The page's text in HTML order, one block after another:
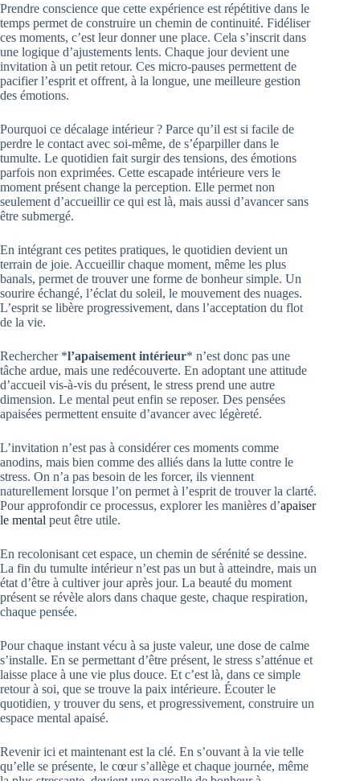
Prendre conscience que cette expérience est répétitive dans le
temps permet de construire un chemin de continuité. Fidéliser
ces moments, c’est leur donner une place. Cela s’inscrit dans
une logique d’ajustements lents. Chaque jour devient une
invitation à un petit retour. Ces micro-pauses permettent de
pacifier l’esprit et offrent, à la longue, une meilleure gestion
des émotions.
Pourquoi ce décalage intérieur ? Parce qu’il est si facile de
perdre le contact avec soi-même, de s’éparpiller dans le
tumulte. Le quotidien fait surgir des tensions, des émotions
parfois non exprimées. Cette escapade intérieure vers le
moment présent change la perception. Elle permet non
seulement d’accueillir ce qui est là, mais aussi d’avancer sans
être submergé.
En intégrant ces petites pratiques, le quotidien devient un
terrain de joie. Accueillir chaque moment, même les plus
banals, permet de trouver une forme de bonheur simple. Un
sourire échangé, l’éclat du soleil, le mouvement des nuages.
L’esprit se libère progressivement, dans l’acceptation du flot
de la vie.
Rechercher *l’apaisement intérieur* n’est donc pas une
tâche ardue, mais une redécouverte. En adoptant une attitude
d’accueil vis-à-vis du présent, le stress prend une autre
dimension. Le mental peut enfin se reposer. Des pensées
apaisées permettent ensuite d’avancer avec légèreté.
L’invitation n’est pas à considérer ces moments comme
anodins, mais bien comme des alliés dans la lutte contre le
stress. On n’a pas besoin de les forcer, ils viennent
naturellement lorsque l’on permet à l’esprit de trouver la clarté.
Pour approfondir ce processus, explorer les manières d’apaiser
le mental peut être utile.
En recolonisant cet espace, un chemin de sérénité se dessine.
La fin du tumulte intérieur n’est pas un but à atteindre, mais un
état d’être à cultiver jour après jour. La beauté du moment
présent se révèle alors dans chaque geste, chaque respiration,
chaque pensée.
Pour chaque instant vécu à sa juste valeur, une dose de calme
s’installe. En se permettant d’être présent, le stress s’atténue et
laisse place à une vie plus douce. Et c’est là, dans ce simple
retour à soi, que se trouve la paix intérieure. Écouter le
quotidien, y trouver du sens, et progressivement, construire un
espace mental apaisé.
Revenir ici et maintenant est la clé. En s’ouvant à la vie telle
qu’elle se présente, le cœur s’allège et chaque journée, même